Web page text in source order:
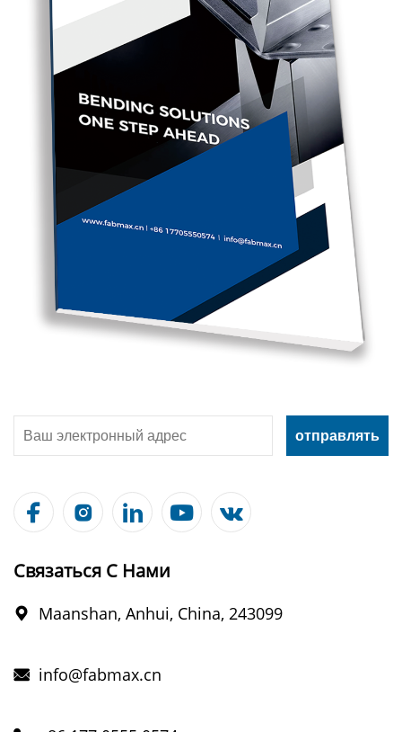
    
Связаться С Нами
 Maanshan, Anhui, China, 243099
 info@fabmax.cn